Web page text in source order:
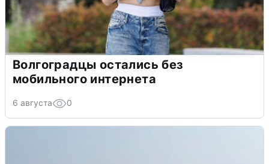
Волгоградцы остались без
мобильного интернета
6 августа 0